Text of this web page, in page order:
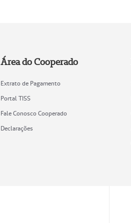
Área do Cooperado
Extrato de Pagamento
Portal TISS
Fale Conosco Cooperado
Declarações